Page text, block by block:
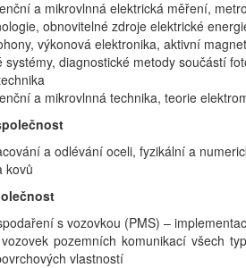
a mikrovlnná elektrická měření,
obnovitelné zdroje elektrické
výkonová elektronika, aktivní
systémy, diagnostické metody součástí
a mikrovlnná technika, teorie
a odlévání oceli, fyzikální a
kovů
s vozovkou (PMS) –
pozemních komunikací všech
vlastností